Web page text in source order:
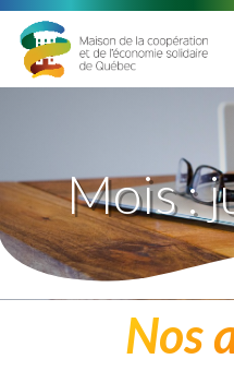
Mois :
Nos